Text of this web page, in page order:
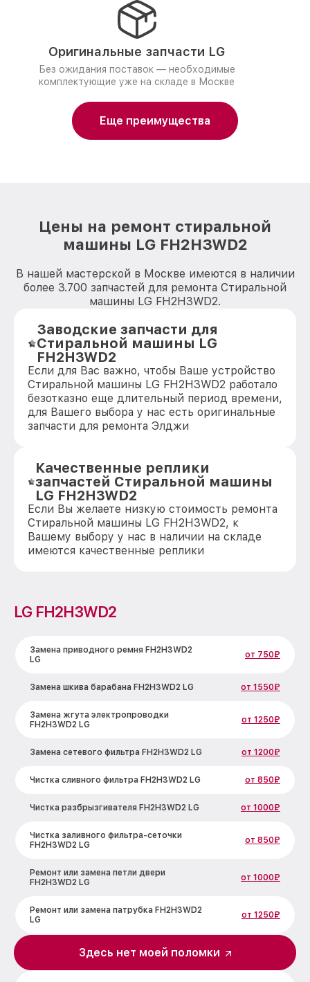
Оригинальные запчасти LG
Без ожидания поставок — необходимые
комплектующие уже на складе в Москве
Еще преимущества
Цены на ремонт стиральной
машины LG FH2H3WD2
В нашей мастерской в Москве имеются в наличии
более 3.700 запчастей для ремонта Стиральной
машины LG FH2H3WD2.
Заводские запчасти для
Стиральной машины LG
FH2H3WD2
Если для Вас важно, чтобы Ваше устройство
Стиральной машины LG FH2H3WD2 работало
безотказно еще длительный период времени,
для Вашего выбора у нас есть оригинальные
запчасти для ремонта Элджи
Качественные реплики
запчастей Стиральной машины
LG FH2H3WD2
Если Вы желаете низкую стоимость ремонта
Стиральной машины LG FH2H3WD2, к
Вашему выбору у нас в наличии на складе
имеются качественные реплики
LG FH2H3WD2
Замена приводного ремня FH2H3WD2
LG
от 750₽
Замена шкива барабана FH2H3WD2 LG от 1550₽
Замена жгута электропроводки
FH2H3WD2 LG
от 1250₽
Замена сетевого фильтра FH2H3WD2 LG от 1200₽
Чистка сливного фильтра FH2H3WD2 LG от 850₽
Чистка разбрызгивателя FH2H3WD2 LG от 1000₽
Чистка заливного фильтра-сеточки
FH2H3WD2 LG
от 850₽
Ремонт или замена петли двери
FH2H3WD2 LG
от 1000₽
Ремонт или замена патрубка FH2H3WD2
LG
от 1250₽
Замена мотора вентилятора сушки
FH2H3WD2 LGЗдесь нет моей поломки